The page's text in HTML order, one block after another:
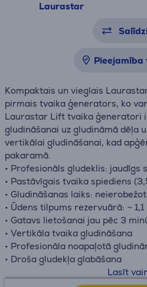
Laurastar
Pieejamība
Kompaktais un vieglais
pirmais tvaika ģenerators, ko
Laurastar Lift tvaika ģeneratori
gludināšanai uz gludināmā dēļa
vertikālai gludināšanai, kad
pakaramā.
• Profesionāls gludeklis: jaudīgs
• Pastāvīgais tvaika spiediens
• Gludināšanas laiks:
• Ūdens tilpums rezervuārā: ~ 1,1
• Gatavs lietošanai jau pēc 3
• Vertikāla tvaika gludināšana
• Profesionāla noapaļotā
• Droša gludekļa glabāšana
Projektēts Šveicē, ražots ES.
Lasīt